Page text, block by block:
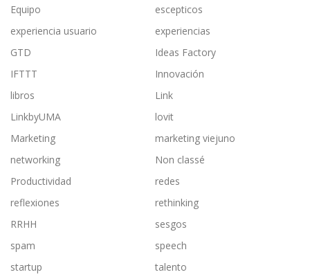
Equipo
escepticos
experiencia usuario
experiencias
GTD
Ideas Factory
IFTTT
Innovación
libros
Link
LinkbyUMA
lovit
Marketing
marketing viejuno
networking
Non classé
Productividad
redes
reflexiones
rethinking
RRHH
sesgos
spam
speech
startup
talento